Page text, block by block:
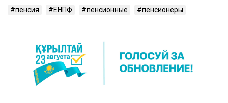
пенсия ЕНПФ пенсионные пенсионеры